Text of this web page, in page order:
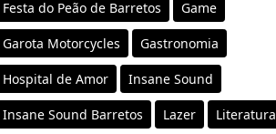
Festa do Peão de Barretos Game
Garota Motorcycles Gastronomia
Hospital de Amor Insane Sound
Insane Sound Barretos Lazer Literatura